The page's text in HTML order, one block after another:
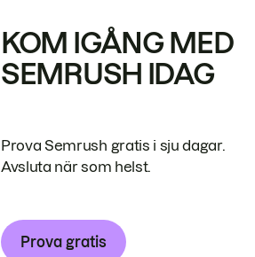
KOM IGÅNG MED
SEMRUSH IDAG
Prova Semrush gratis i sju dagar.
Avsluta när som helst.
Prova gratis